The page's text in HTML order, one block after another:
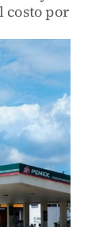
costo por